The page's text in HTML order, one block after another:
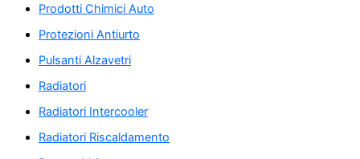
Prodotti Chimici Auto
Protezioni Antiurto
Pulsanti Alzavetri
Radiatori
Radiatori Intercooler
Radiatori Riscaldamento